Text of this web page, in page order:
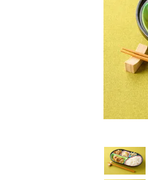
糖質カロリー調整食
648円(1食分/税込)